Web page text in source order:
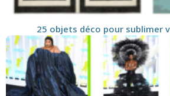
25 objets déco pour sublimer